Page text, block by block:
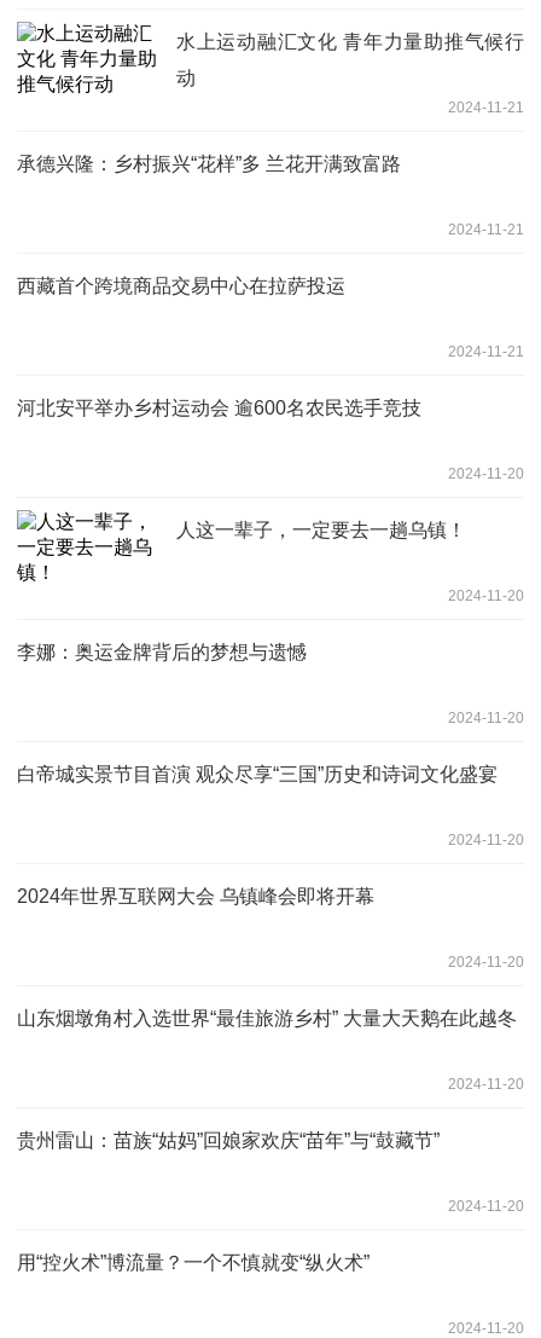
水上运动融汇文化 青年力量助推气候行
动
2024-11-21
承德兴隆：乡村振兴“花样”多 兰花开满致富路
2024-11-21
西藏首个跨境商品交易中心在拉萨投运
2024-11-21
河北安平举办乡村运动会 逾600名农民选手竞技
2024-11-20
人这一辈子，一定要去一趟乌镇！
2024-11-20
李娜：奥运金牌背后的梦想与遗憾
2024-11-20
白帝城实景节目首演 观众尽享“三国”历史和诗词文化盛宴
2024-11-20
2024年世界互联网大会 乌镇峰会即将开幕
2024-11-20
山东烟墩角村入选世界“最佳旅游乡村” 大量大天鹅在此越冬
2024-11-20
贵州雷山：苗族“姑妈”回娘家欢庆“苗年”与“鼓藏节”
2024-11-20
用“控火术”博流量？一个不慎就变“纵火术”
2024-11-20